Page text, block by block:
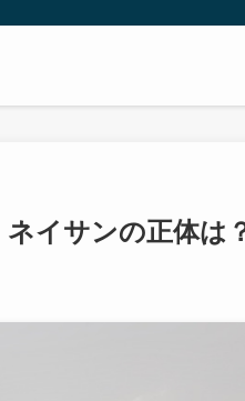
ネイサンの正体は